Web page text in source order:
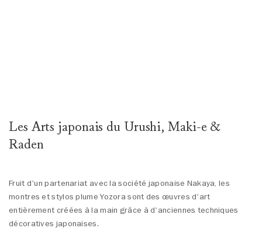
Les Arts japonais du Urushi, Maki-e &
Raden
Fruit d'un partenariat avec la société japonaise Nakaya, les
montres et stylos plume Yozora sont des œuvres d'art
entièrement créées à la main grâce à d'anciennes techniques
décoratives japonaises.